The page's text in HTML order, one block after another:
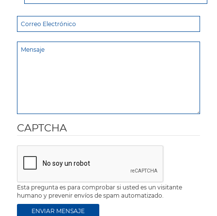
CAPTCHA
Esta pregunta es para comprobar si usted es un visitante
humano y prevenir envíos de spam automatizado.